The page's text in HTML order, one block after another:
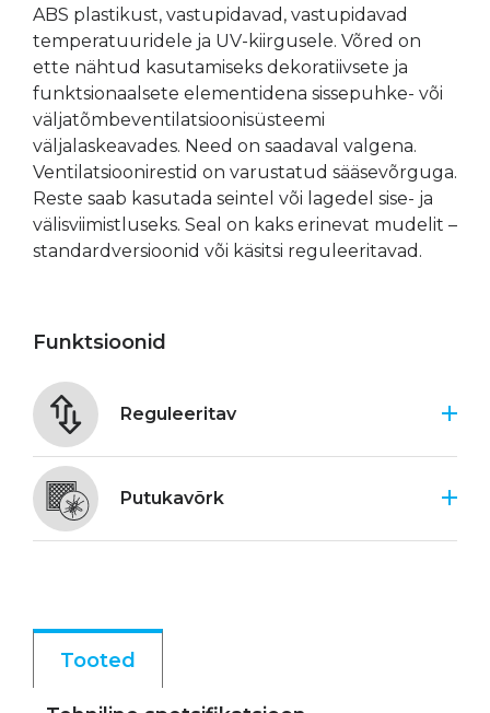
ABS plastikust, vastupidavad, vastupidavad
temperatuuridele ja UV-kiirgusele. Võred on
ette nähtud kasutamiseks dekoratiivsete ja
funktsionaalsete elementidena sissepuhke- või
väljatõmbeventilatsioonisüsteemi
väljalaskeavades. Need on saadaval valgena.
Ventilatsioonirestid on varustatud sääsevõrguga.
Reste saab kasutada seintel või lagedel sise- ja
välisviimistluseks. Seal on kaks erinevat mudelit –
standardversioonid või käsitsi reguleeritavad.
Funktsioonid
Reguleeritav
Putukavõrk
Tooted